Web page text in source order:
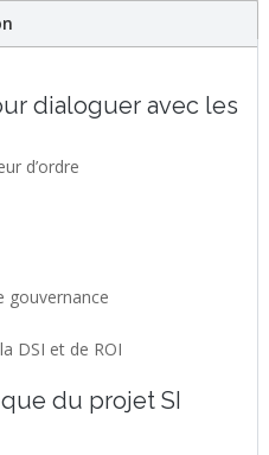
dialoguer avec les
d’ordre
gouvernance
DSI et de ROI
du projet SI